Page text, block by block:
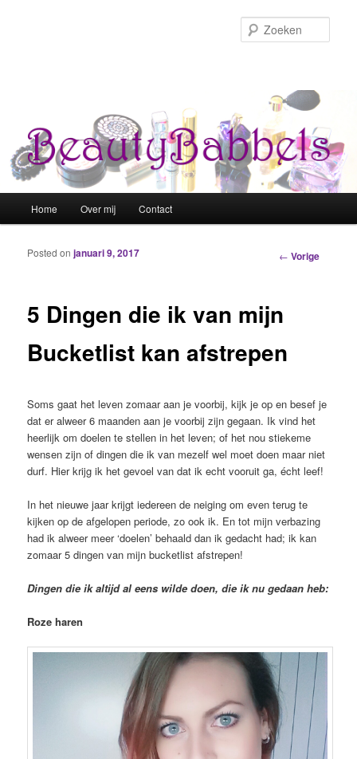
Spring naar de primaire inhoud
Spring naar de secundaire inhoud
Home Over mij Contact
Berichtnavigatie
← Vorige
5 Dingen die ik van mijn
Bucketlist kan afstrepen
Posted onjanuari 9, 2017
Soms gaat het leven zomaar aan je voorbij, kijk je op en besef je
dat er alweer 6 maanden aan je voorbij zijn gegaan. Ik vind het
heerlijk om doelen te stellen in het leven; of het nou stiekeme
wensen zijn of dingen die ik van mezelf wel moet doen maar niet
durf. Hier krijg ik het gevoel van dat ik echt vooruit ga, écht leef!
In het nieuwe jaar krijgt iedereen de neiging om even terug te
kijken op de afgelopen periode, zo ook ik. En tot mijn verbazing
had ik alweer meer ‘doelen’ behaald dan ik gedacht had; ik kan
zomaar 5 dingen van mijn bucketlist afstrepen!
Dingen die ik altijd al eens wilde doen, die ik nu gedaan heb:
Roze haren